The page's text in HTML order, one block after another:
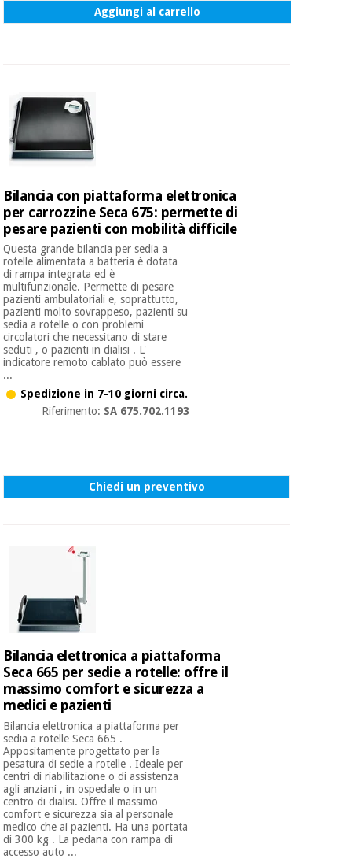
Aggiungi al carrello
Bilancia con piattaforma elettronica
per carrozzine Seca 675: permette di
pesare pazienti con mobilità difficile
Questa grande bilancia per sedia a
rotelle alimentata a batteria è dotata
di rampa integrata ed è
multifunzionale. Permette di pesare
pazienti ambulatoriali e, soprattutto,
pazienti molto sovrappeso, pazienti su
sedia a rotelle o con problemi
circolatori che necessitano di stare
seduti , o pazienti in dialisi . L'
indicatore remoto cablato può essere
...
Spedizione in 7-10 giorni circa.
Riferimento: SA 675.702.1193
Chiedi un preventivo
Bilancia elettronica a piattaforma
Seca 665 per sedie a rotelle: offre il
massimo comfort e sicurezza a
medici e pazienti
Bilancia elettronica a piattaforma per
sedia a rotelle Seca 665 .
Appositamente progettato per la
pesatura di sedie a rotelle . Ideale per
centri di riabilitazione o di assistenza
agli anziani , in ospedale o in un
centro di dialisi. Offre il massimo
comfort e sicurezza sia al personale
medico che ai pazienti. Ha una portata
di 300 kg . La pedana con rampa di
accesso auto ...